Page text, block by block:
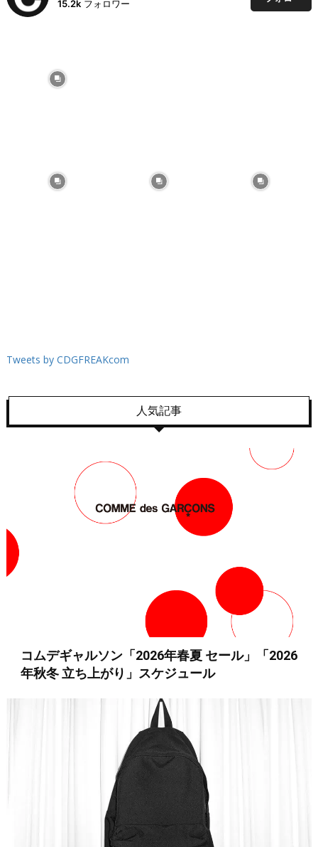
15.2kフォロワー
Tweets by CDGFREAKcom
人気記事
コムデギャルソン「2026年春夏 セール」「2026
年秋冬 立ち上がり」スケジュール